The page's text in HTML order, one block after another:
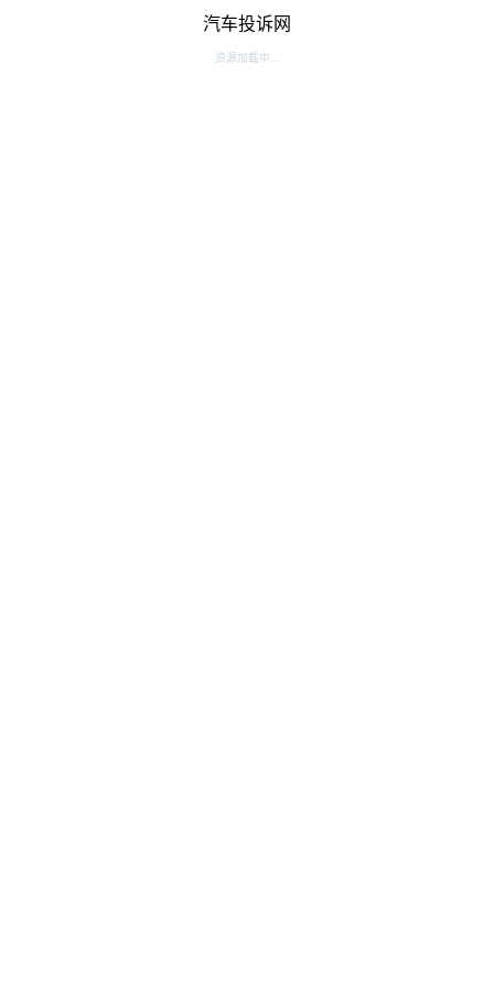
汽车投诉网
资源加载中...